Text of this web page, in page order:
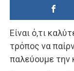
Είναι ό,τι
τρόπος να
παλεύουμε την